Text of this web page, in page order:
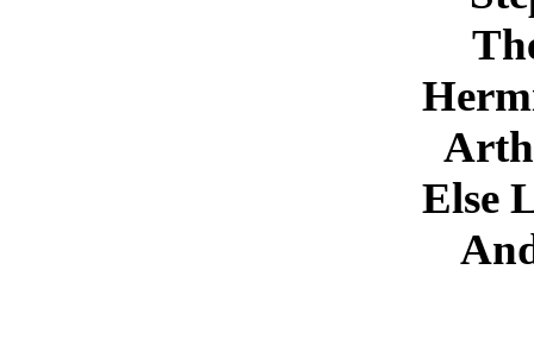
Else